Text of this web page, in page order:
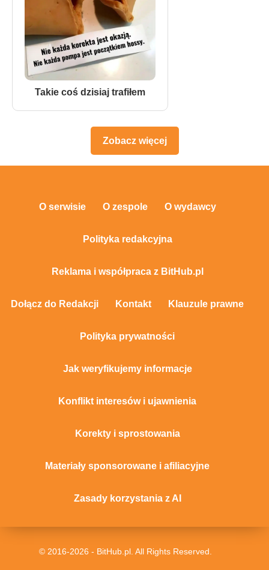
Takie coś dzisiaj trafiłem
Zobacz więcej
O serwisie O zespole O wydawcy
Polityka redakcyjna
Reklama i współpraca z BitHub.pl
Dołącz do Redakcji Kontakt Klauzule prawne
Polityka prywatności
Jak weryfikujemy informacje
Konflikt interesów i ujawnienia
Korekty i sprostowania
Materiały sponsorowane i afiliacyjne
Zasady korzystania z AI
© 2016-2026 - BitHub.pl. All Rights Reserved.